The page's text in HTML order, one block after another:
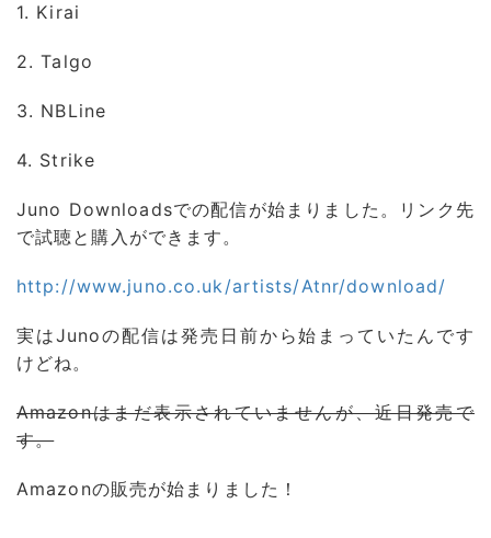
1. Kirai
2. Talgo
3. NBLine
4. Strike
Juno Downloadsでの配信が始まりました。リンク先
で試聴と購入ができます。
http://www.juno.co.uk/artists/Atnr/download/
実はJunoの配信は発売日前から始まっていたんです
けどね。
Amazonはまだ表示されていませんが、近日発売で
す。
Amazonの販売が始まりました！